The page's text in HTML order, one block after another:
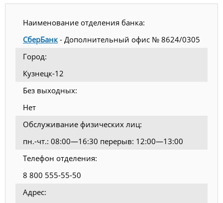
Наименование отделения банка:
СберБанк - Дополнительный офис № 8624/0305
Город:
Кузнецк-12
Без выходных:
Нет
Обслуживание физических лиц:
пн.-чт.: 08:00—16:30 перерыв: 12:00—13:00
Телефон отделения:
8 800 555-55-50
Адрес: